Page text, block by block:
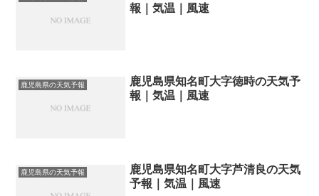
報｜気温｜風速
鹿児島県の天気予報
鹿児島県知名町大字徳時の天気予
報｜気温｜風速
鹿児島県の天気予報
鹿児島県知名町大字芦清良の天気
予報｜気温｜風速